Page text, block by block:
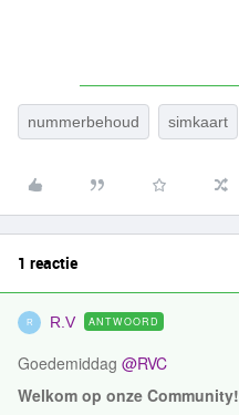
nummerbehoud simkaart
1 reactie
R R.V ANTWOORD
Goedemiddag ​ @RVC
Welkom op onze Community!